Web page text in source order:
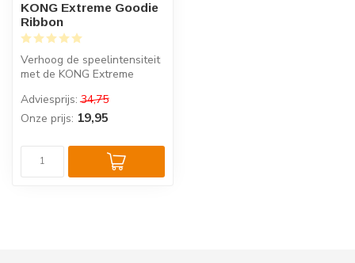
KONG Extreme Goodie
Ribbon
Verhoog de speelintensiteit
met de KONG Extreme
het v...
Adviesprijs: 34,75
Onze prijs: 19,95